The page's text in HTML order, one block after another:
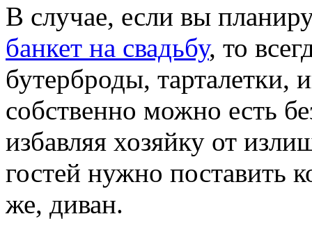
В случае, если вы
банкет на свадьбу, то
бутерброды, тарталетки,
собственно можно есть
избавляя хозяйку от
гостей нужно поставить
же, диван.